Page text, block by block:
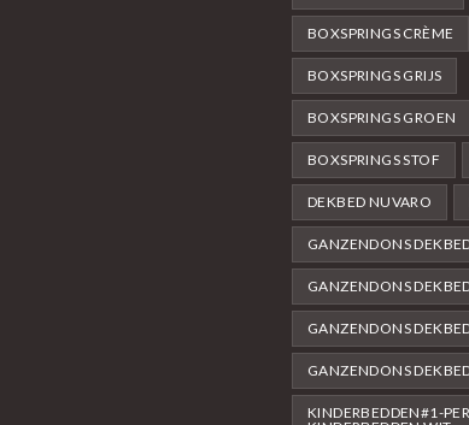
BOXSPRINGS CRÈME
BOXSPRINGS GRIJS
BOXSPRINGS GROEN
BOXSPRINGS STOF
DEKBED NUVARO
GANZENDONS
GANZENDONS
GANZENDONS
GANZENDONS
KINDERBEDDEN#1-